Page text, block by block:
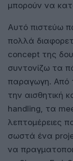
μπορούν να
Αυτό πιστεύω
πολλά
concept της
συντονίζω τα
παραγωγη. Από
την αισθητική
handling, τα
λεπτομέρειες
σωστά ένα
να